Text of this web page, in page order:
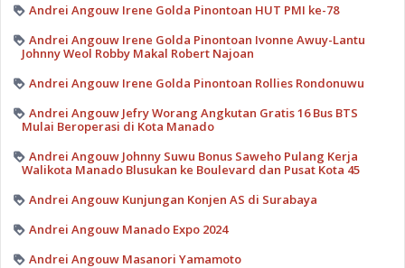
Andrei Angouw Irene Golda Pinontoan HUT PMI ke-78
Andrei Angouw Irene Golda Pinontoan Ivonne Awuy-Lantu
Johnny Weol Robby Makal Robert Najoan
Andrei Angouw Irene Golda Pinontoan Rollies Rondonuwu
Andrei Angouw Jefry Worang Angkutan Gratis 16 Bus BTS
Mulai Beroperasi di Kota Manado
Andrei Angouw Johnny Suwu Bonus Saweho Pulang Kerja
Walikota Manado Blusukan ke Boulevard dan Pusat Kota 45
Andrei Angouw Kunjungan Konjen AS di Surabaya
Andrei Angouw Manado Expo 2024
Andrei Angouw Masanori Yamamoto